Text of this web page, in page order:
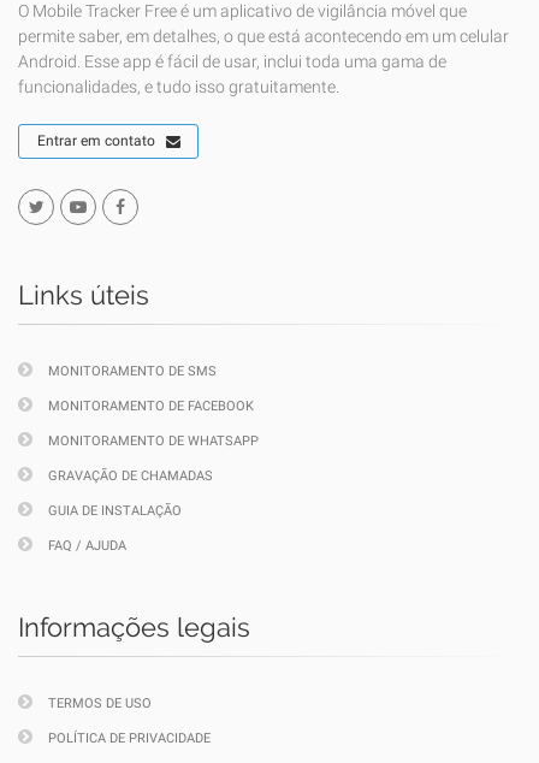
O Mobile Tracker Free é um aplicativo de vigilância móvel que
permite saber, em detalhes, o que está acontecendo em um celular
Android. Esse app é fácil de usar, inclui toda uma gama de
funcionalidades, e tudo isso gratuitamente.
Entrar em contato
Links úteis
MONITORAMENTO DE SMS
MONITORAMENTO DE FACEBOOK
MONITORAMENTO DE WHATSAPP
GRAVAÇÃO DE CHAMADAS
GUIA DE INSTALAÇÃO
FAQ / AJUDA
Informações legais
TERMOS DE USO
POLÍTICA DE PRIVACIDADE